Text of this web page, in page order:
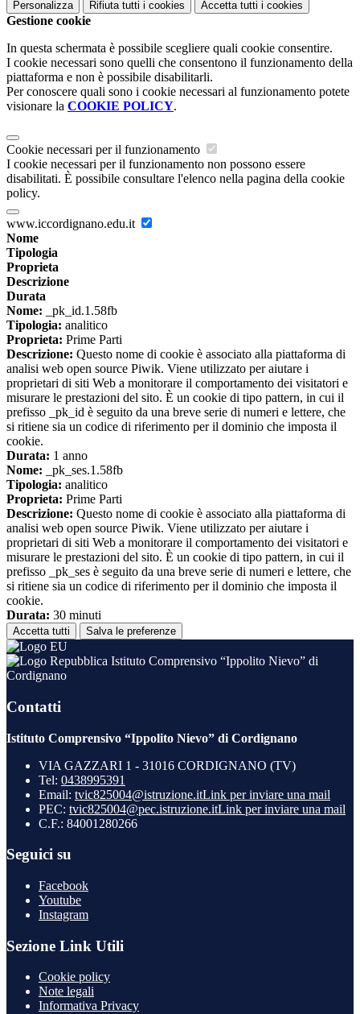
Personalizza Rifiuta tutti i cookies Accetta tutti i cookies
Gestione cookie
In questa schermata è possibile scegliere quali cookie consentire.
I cookie necessari sono quelli che consentono il funzionamento della
piattaforma e non è possibile disabilitarli.
Per conoscere quali sono i cookie necessari al funzionamento potete
visionare la COOKIE POLICY.
Cookie necessari per il funzionamento
I cookie necessari per il funzionamento non possono essere
disabilitati. È possibile consultare l'elenco nella pagina della cookie
policy.
www.iccordignano.edu.it
Nome
Tipologia
Proprieta
Descrizione
Durata
Nome: _pk_id.1.58fb
Tipologia: analitico
Proprieta: Prime Parti
Descrizione: Questo nome di cookie è associato alla piattaforma di
analisi web open source Piwik. Viene utilizzato per aiutare i
proprietari di siti Web a monitorare il comportamento dei visitatori e
misurare le prestazioni del sito. È un cookie di tipo pattern, in cui il
prefisso _pk_id è seguito da una breve serie di numeri e lettere, che
si ritiene sia un codice di riferimento per il dominio che imposta il
cookie.
Durata: 1 anno
Nome: _pk_ses.1.58fb
Tipologia: analitico
Proprieta: Prime Parti
Descrizione: Questo nome di cookie è associato alla piattaforma di
analisi web open source Piwik. Viene utilizzato per aiutare i
proprietari di siti Web a monitorare il comportamento dei visitatori e
misurare le prestazioni del sito. È un cookie di tipo pattern, in cui il
prefisso _pk_ses è seguito da una breve serie di numeri e lettere, che
si ritiene sia un codice di riferimento per il dominio che imposta il
cookie.
Durata: 30 minuti
Accetta tutti Salva le preferenze
Istituto Comprensivo “Ippolito Nievo” di
Cordignano
Contatti
Istituto Comprensivo “Ippolito Nievo” di Cordignano
VIA GAZZARI 1 - 31016 CORDIGNANO (TV)
Tel: 0438995391
Email: tvic825004@istruzione.itLink per inviare una mail
PEC: tvic825004@pec.istruzione.itLink per inviare una mail
C.F.: 84001280266
Seguici su
Facebook
Youtube
Instagram
Sezione Link Utili
Cookie policy
Note legali
Informativa Privacy